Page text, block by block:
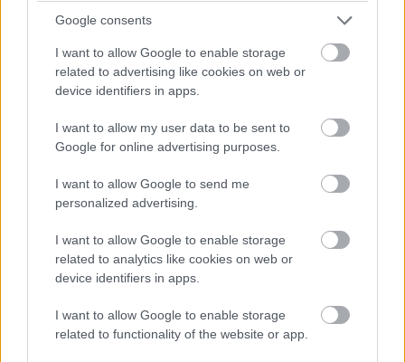
Google consents
I want to allow Google to enable storage
related to advertising like cookies on web or
device identifiers in apps.
I want to allow my user data to be sent to
Google for online advertising purposes.
I want to allow Google to send me
personalized advertising.
I want to allow Google to enable storage
related to analytics like cookies on web or
device identifiers in apps.
I want to allow Google to enable storage
related to functionality of the website or app.
δράσεις, αίθουσα εκδηλώσεων και προβολών,
χώρο για περιοδικές εκθέσεις, εργαστήρια
συντήρησης, πωλητήριο και αναψυκτήριο.
Η μόνιμη έκθεση, με τίτλο«Εν μέσω Ορέων. Η
προϊστορικούς έως τους χριστιανικούς
τόπου –της ιδιαίτερης γεωμορφίας της Μεσαράς,
«εν μέσω ορέων»– στην ανάπτυξη του
στον χρόνο.